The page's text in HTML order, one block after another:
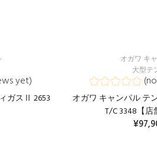
yet)
ガスⅡ 2653
オガワ キ
大型テ
オガワ キャンパル テ
T/C 3348【店